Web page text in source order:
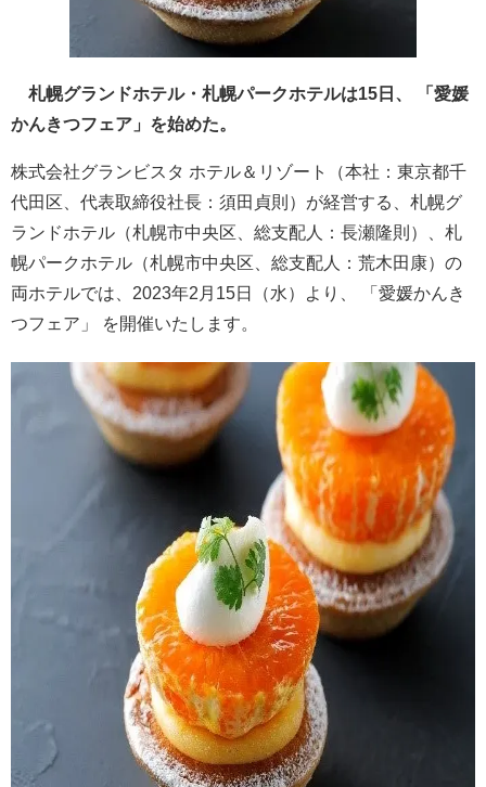
札幌グランドホテル・札幌パークホテルは15日、 「愛媛
かんきつフェア」を始めた。
株式会社グランビスタ ホテル＆リゾート（本社：東京都千
代田区、代表取締役社長：須田貞則）が経営する、札幌グ
ランドホテル（札幌市中央区、総支配人：長瀬隆則）、札
幌パークホテル（札幌市中央区、総支配人：荒木田康）の
両ホテルでは、2023年2月15日（水）より、 「愛媛かんき
つフェア」 を開催いたします。